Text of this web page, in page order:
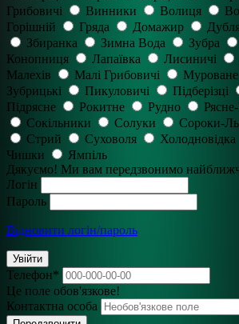
Грибовичі
Винники Волиця
Горішній
Гряда Домажир
Збиранка
Зимна Вода Зубра
Конопниця
Лапаївка Лисиничі
Малехів
Малі Грибовичі Муроване
Зубрицькі
Пикуловичі Підберізці
Підрясне
Рокитне Рудно
Сокільники
Солуки Сороки-
Стрий
Суховоля Холодновідка
Чишки
Ямпіль
Дякуємо! Ми вам передзвонимо
Логін
Пароль
Відновити логін/пароль
Увійти
Телефон*
Це поле обов'язкове!
Контактна особа